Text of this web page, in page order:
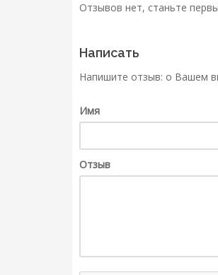
Отзывов нет, станьте
Написать
Напишите отзыв: о Вашем
Имя
Отзыв